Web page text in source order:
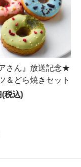
アさん』放送記念★
＆どら焼きセット
(税込)